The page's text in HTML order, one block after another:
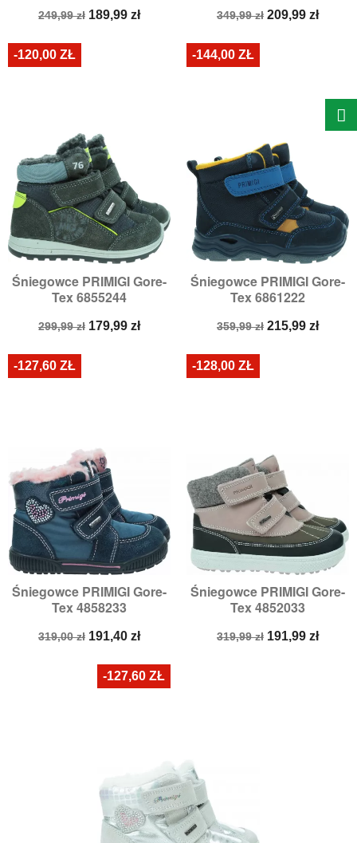
Cena
249,99 zł Cena
189,99 zł
Cena
349,99 zł Cena
209,99 zł
Śniegowce PRIMIGI Gore-
Tex 6855244
Cena
299,99 zł Cena
179,99 zł
-120,00 ZŁ
Śniegowce PRIMIGI Gore-
Tex 6861222
Cena
359,99 zł Cena
215,99 zł
-144,00 ZŁ
Śniegowce PRIMIGI Gore-
Tex 4858233
Cena
319,00 zł Cena
191,40 zł
-127,60 ZŁ
Śniegowce PRIMIGI Gore-
Tex 4852033
Cena
319,99 zł Cena
191,99 zł
-128,00 ZŁ
-127,60 ZŁ